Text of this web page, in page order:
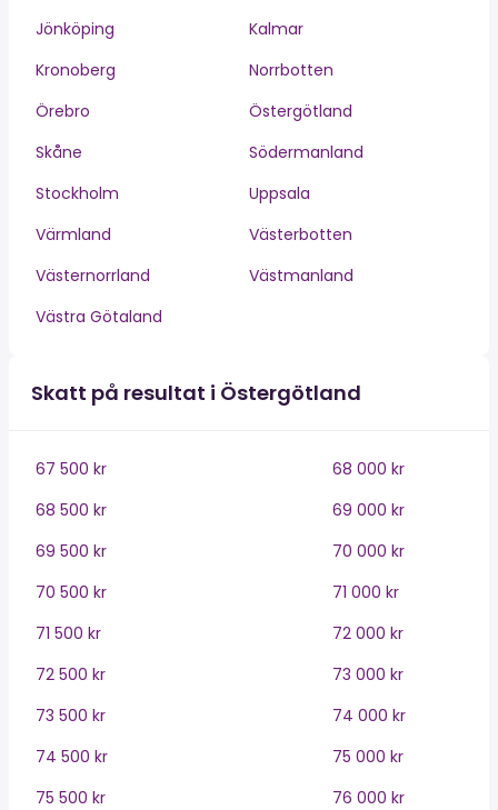
Jönköping
Kalmar
Kronoberg
Norrbotten
Örebro
Östergötland
Skåne
Södermanland
Stockholm
Uppsala
Värmland
Västerbotten
Västernorrland
Västmanland
Västra Götaland
Skatt på resultat i Östergötland
67 500 kr
68 000 kr
68 500 kr
69 000 kr
69 500 kr
70 000 kr
70 500 kr
71 000 kr
71 500 kr
72 000 kr
72 500 kr
73 000 kr
73 500 kr
74 000 kr
74 500 kr
75 000 kr
75 500 kr
76 000 kr